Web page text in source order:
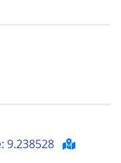
9.238528